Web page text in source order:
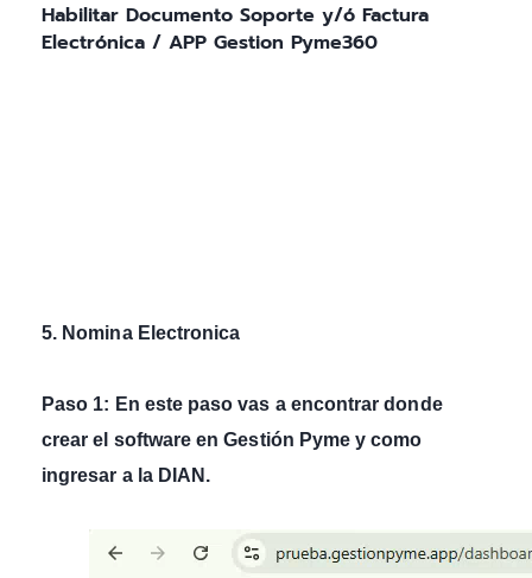
Habilitar Documento Soporte y/ó Factura
Electrónica / APP Gestion Pyme360
5. Nomina Electronica
Paso 1: En este paso vas a encontrar donde
crear el software en Gestión Pyme y como
ingresar a la DIAN.